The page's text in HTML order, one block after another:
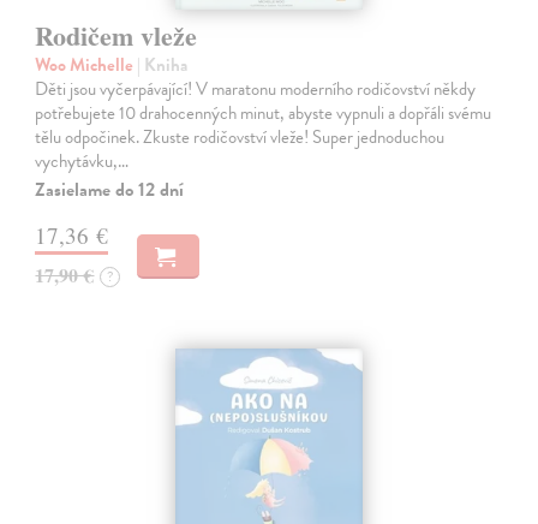
Rodičem vleže
Woo Michelle | Kniha
Děti jsou vyčerpávající! V maratonu moderního rodičovství někdy
potřebujete 10 drahocenných minut, abyste vypnuli a dopřáli svému
tělu odpočinek. Zkuste rodičovství vleže! Super jednoduchou
vychytávku,…
Zasielame do 12 dní
17,36 €
17,90 € ?